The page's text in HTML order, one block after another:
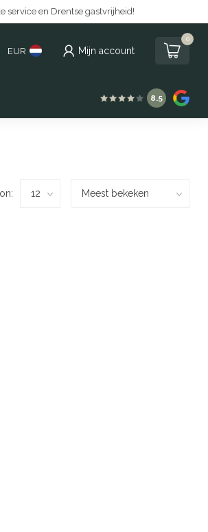
service en Drentse gastvrijheid!
EUR Mijn account
0
8.5